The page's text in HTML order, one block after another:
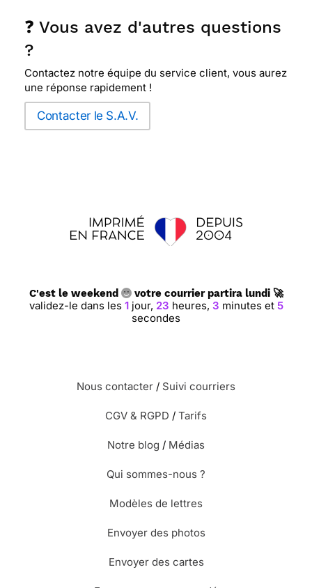
❓ Vous avez d'autres questions
?
Contactez notre équipe du service client, vous aurez
une réponse rapidement !
Contacter le S.A.V.
C'est le weekend votre courrier partira lundi 🚀
validez-le dans les 1jour, 23 heures, 3 minutes et 5
secondes
Nous contacter / Suivi courriers
CGV & RGPD / Tarifs
Notre blog / Médias
Qui sommes-nous ?
Modèles de lettres
Envoyer des photos
Envoyer des cartes